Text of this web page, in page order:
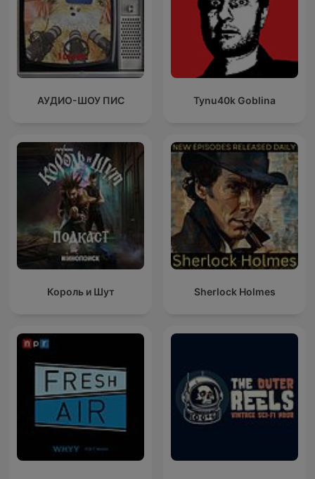
АУДИО-ШОУ ПИС Tynu40k Goblina
Король и Шут Sherlock Holmes